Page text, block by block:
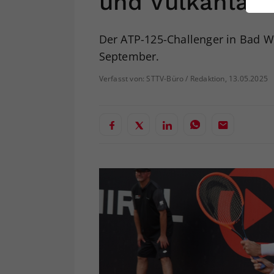
Der ATP-125-Challenger in Bad
September.
Verfasst von: STTV-Büro / Redaktion, 13.05.2025